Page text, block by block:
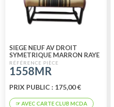
SIEGE NEUF AV DROIT
SYMETRIQUE MARRON RAYE
1558MR
PRIX PUBLIC : 175,00 €